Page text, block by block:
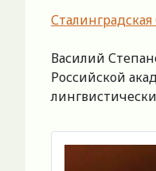
Василий
Российской